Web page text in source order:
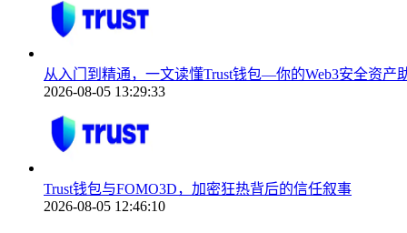
从入门到精通，一文读懂Trust钱包—你的Web3安全资产
2026-08-05 13:29:33
Trust钱包与FOMO3D，加密狂热背后的信任叙事
2026-08-05 12:46:10